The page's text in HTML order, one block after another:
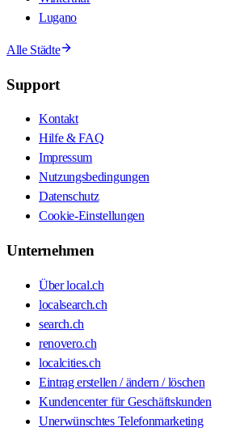
Lugano
Alle Städte
Support
Kontakt
Hilfe & FAQ
Impressum
Nutzungsbedingungen
Datenschutz
Cookie-Einstellungen
Unternehmen
Über local.ch
localsearch.ch
search.ch
renovero.ch
localcities.ch
Eintrag erstellen / ändern / löschen
Kundencenter für Geschäftskunden
Unerwünschtes Telefonmarketing